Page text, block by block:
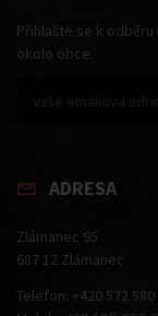
Přihlašte se k
okolo obce.
ADRESA
Zlámanec 95
687 12 Zlámanec
Telefon: +420 572 580